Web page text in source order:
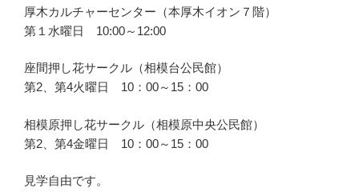
厚木カルチャーセンター（本厚木イオン７階）
第１水曜日 10:00～12:00
座間押し花サークル（相模台公民館）
第2、第4火曜日 10：00～15：00
相模原押し花サークル（相模原中央公民館）
第2、第4金曜日 10：00～15：00
見学自由です。